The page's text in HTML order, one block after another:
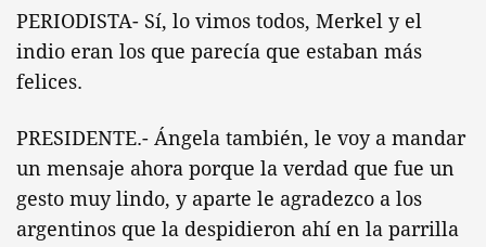
PERIODISTA- Sí, lo vimos todos, Merkel y el
indio eran los que parecía que estaban más
felices.
PRESIDENTE.- Ángela también, le voy a mandar
un mensaje ahora porque la verdad que fue un
gesto muy lindo, y aparte le agradezco a los
argentinos que la despidieron ahí en la parrilla